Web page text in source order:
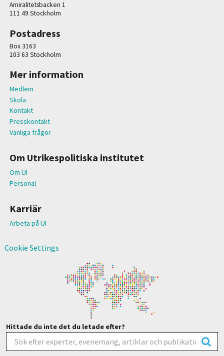
Amiralitetsbacken 1
111 49 Stockholm
Postadress
Box 3163
103 63 Stockholm
Mer information
Medlem
Skola
Kontakt
Presskontakt
Vanliga frågor
Om Utrikespolitiska institutet
Om UI
Personal
Karriär
Arbeta på UI
Cookie Settings
Hittade du inte det du letade efter?